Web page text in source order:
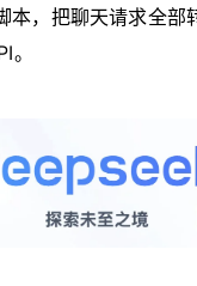
，把聊天请求全部